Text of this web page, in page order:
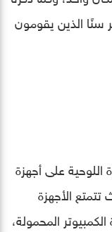
سنًا الذين يقومون
على أجهزة
الأجهزة
المحمولة،